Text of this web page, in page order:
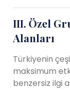
III. Özel
Alanları
Türkiyenin
maksimum
benzersiz ilgi